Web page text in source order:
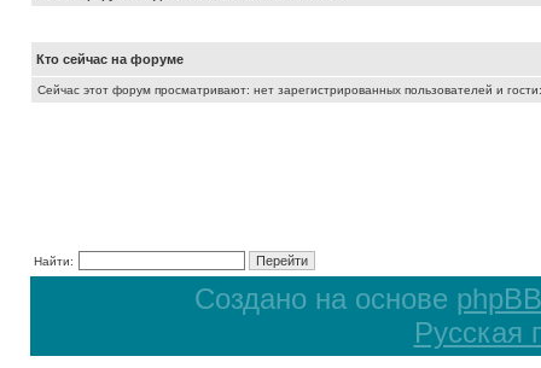
Кто сейчас на форуме
Сейчас этот форум просматривают: нет зарегистрированных пользователей и
Найти:
Создано на основе phpBB
Русская